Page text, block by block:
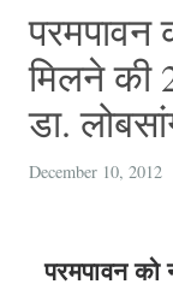
परमपावन
मिलने की
डा.
December 10, 2012
परमपावन को